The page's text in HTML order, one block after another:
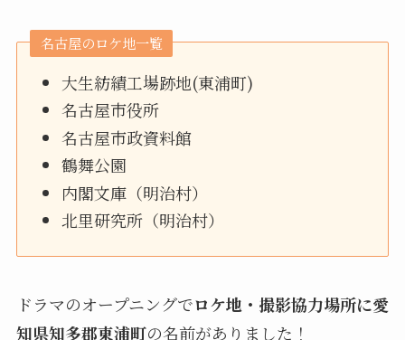
名古屋のロケ地一覧
大生紡績工場跡地(東浦町)
名古屋市役所
名古屋市政資料館
鶴舞公園
内閣文庫（明治村）
北里研究所（明治村）
ドラマのオープニングでロケ地・撮影協力場所に愛
知県知多郡東浦町の名前がありました！